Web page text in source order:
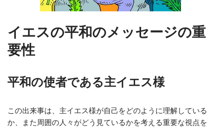
イエスの平和のメッセージの重
要性
平和の使者である主イエス様
この出来事は、主イエス様が自己をどのように理解している
か、また周囲の人々がどう見ているかを考える重要な視点を